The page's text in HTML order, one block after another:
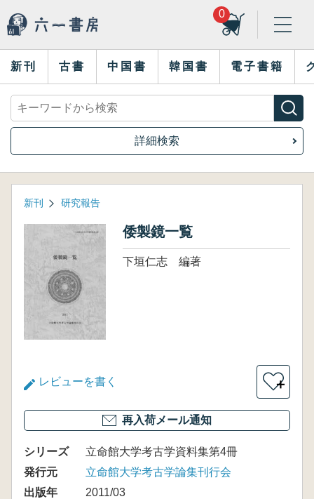
0
新刊 古書 中国書 韓国書 電子書籍
詳細検索
新刊 研究報告
倭製鏡一覧
下垣仁志 編著
レビューを書く ＋
再入荷メール通知
シリーズ
立命館大学考古学資料集第4冊
発行元
立命館大学考古学論集刊行会
出版年
2011/03